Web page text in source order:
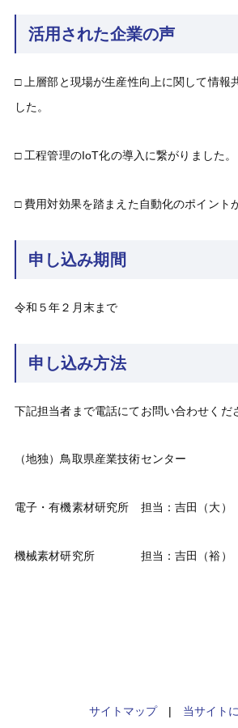
活用された企業の声
□ 上層部と現場が生産性向上に関して情報
した。
□ 工程管理のIoT化の導入に繋がりました。
□ 費用対効果を踏まえた自動化のポイント
申し込み期間
令和５年２月末まで
申し込み方法
下記担当者まで電話にてお問い合わせくだ
（地独）鳥取県産業技術センター
電子・有機素材研究所 担当：吉田（大）
機械素材研究所 担当：吉田（裕）（
サイトマップ| 当サイト